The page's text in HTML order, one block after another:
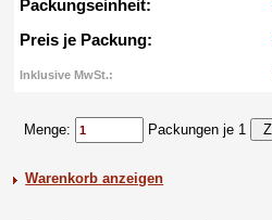
Packungseinheit:
Preis je Packung:
Inklusive MwSt.:
Menge: Packungen je 1
Warenkorb anzeigen